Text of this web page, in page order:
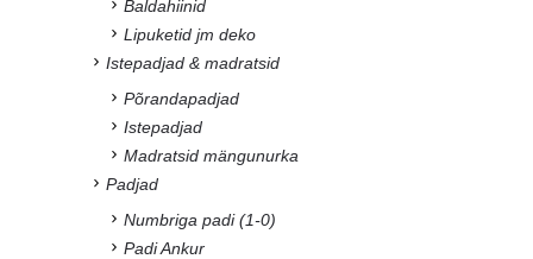
Baldahiinid
Lipuketid jm deko
Istepadjad & madratsid
Põrandapadjad
Istepadjad
Madratsid mängunurka
Padjad
Numbriga padi (1-0)
Padi Ankur